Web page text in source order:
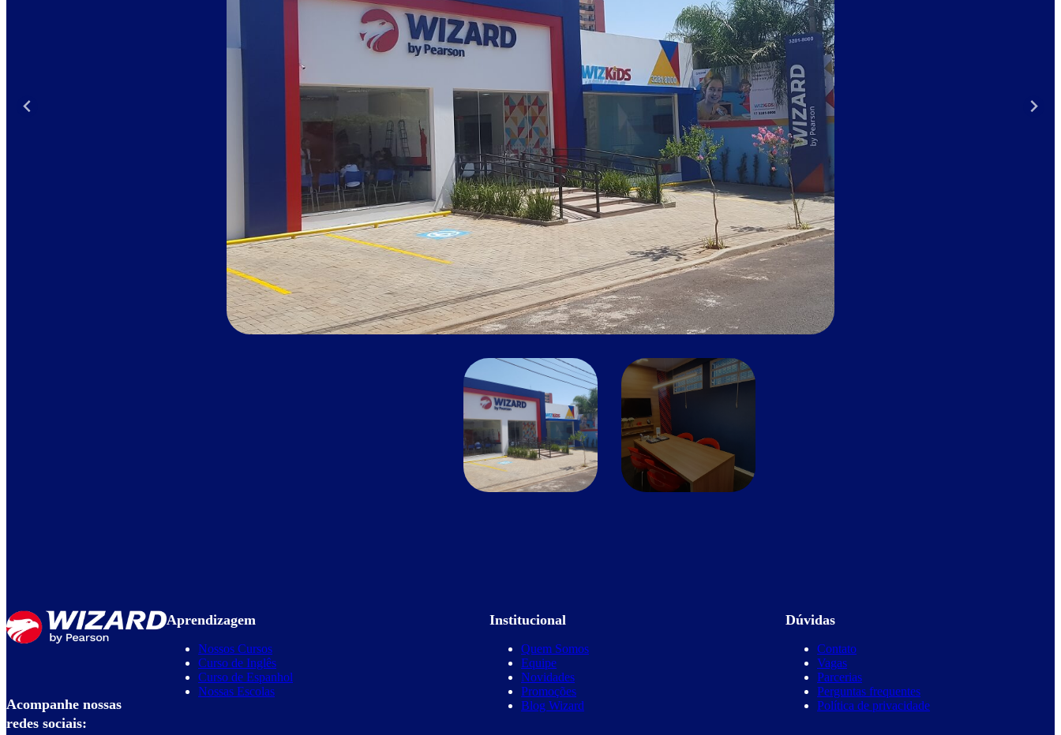
Acompanhe nossas
redes sociais:
Aprendizagem
Nossos Cursos
Curso de Inglês
Curso de Espanhol
Nossas Escolas
Institucional
Quem Somos
Equipe
Novidades
Promoções
Blog Wizard
Dúvidas
Contato
Vagas
Parcerias
Perguntas frequentes
Política de privacidade